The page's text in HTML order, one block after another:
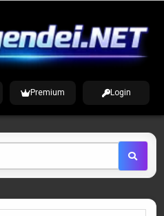
Premium Login